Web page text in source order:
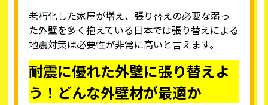
老朽化した家屋が増え、張り替えの必要な弱っ
た外壁を多く抱えている日本では張り替えによる
地震対策は必要性が非常に高いと言えます。
耐震に優れた外壁に張り替えよ
う！どんな外壁材が最適か